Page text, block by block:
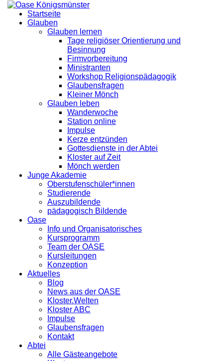
Startseite
Glauben
Glauben lernen
Tage religiöser Orientierung und
Besinnung
Firmvorbereitung
Ministranten
Workshop Religionspädagogik
Glaubensfragen
Kleiner Mönch
Glauben leben
Wanderwoche
Station online
Impulse
Kerze entzünden
Gottesdienste in der Abtei
Kloster auf Zeit
Mönch werden
Junge Akademie
Oberstufenschüler*innen
Studierende
Auszubildende
pädagogisch Bildende
Oase
Info und Organisatorisches
Kursprogramm
Team der OASE
Kursleitungen
Konzeption
Aktuelles
Blog
News aus der OASE
Kloster.Welten
Kloster ABC
Impulse
Glaubensfragen
Kontakt
Abtei
Alle Gästeangebote